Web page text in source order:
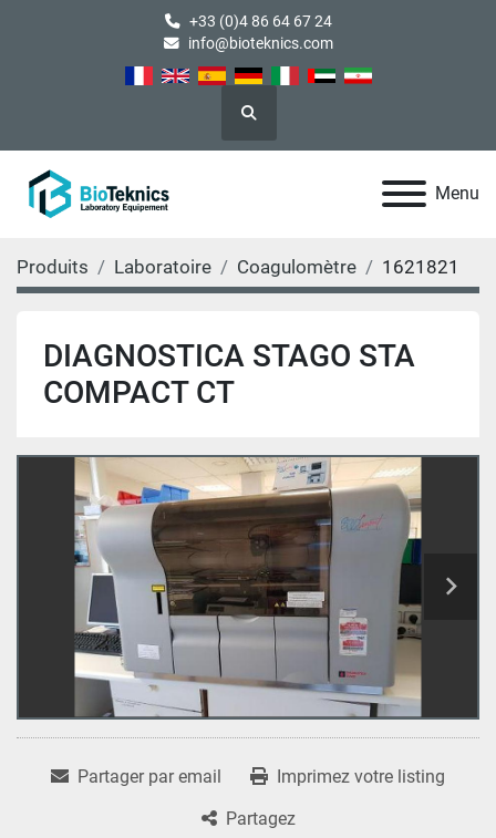
+33 (0)4 86 64 67 24
info@bioteknics.com
Rechercher
Menu
Produits Laboratoire Coagulomètre 1621821
DIAGNOSTICA STAGO STA
COMPACT CT
Partager par email
Imprimez votre listing
Partagez